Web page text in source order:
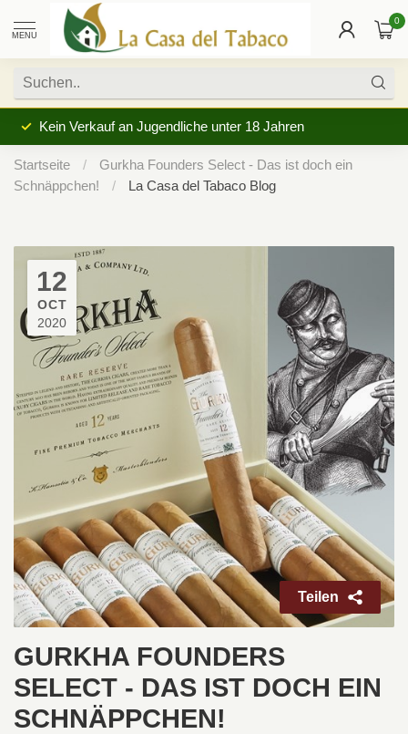
MENU
0
Kein Verkauf an Jugendliche unter 18 Jahren
Startseite /
Gurkha Founders Select - Das ist doch ein
Schnäppchen!
/ La Casa del Tabaco Blog
12
OCT
2020
Teilen
GURKHA FOUNDERS
SELECT - DAS IST DOCH EIN
SCHNÄPPCHEN!